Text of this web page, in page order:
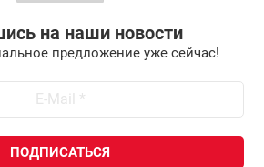
на наши новости
предложение уже сейчас!